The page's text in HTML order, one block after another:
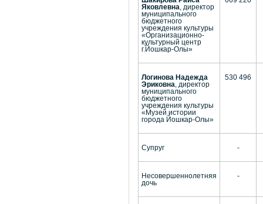
Яковлевна , директор
муниципального
бюджетного
учреждения культуры
«Организационно-
культурный центр
г.Йошкар-Олы»
Логинова Надежда
Эриковна , директор
муниципального
бюджетного
учреждения культуры
«Музей истории
города Йошкар-Олы»
530 496
Супруг -
Несовершеннолетняя
дочь
-